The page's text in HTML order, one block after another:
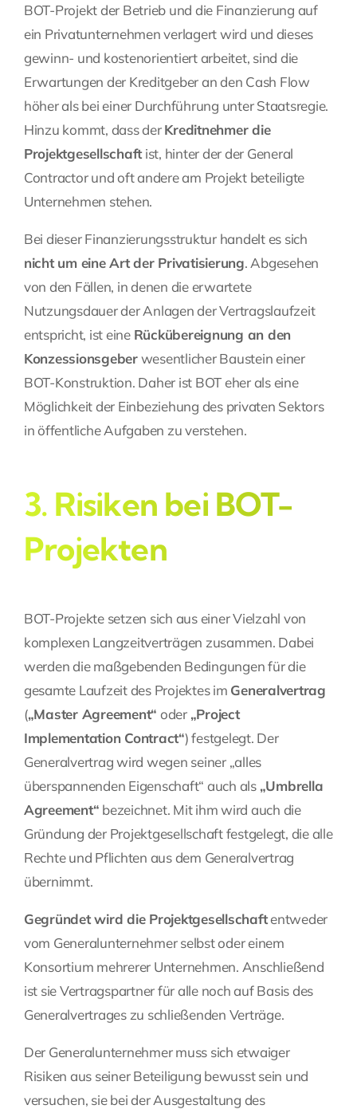
BOT-Projekt der Betrieb und die Finanzierung auf
ein Privatunternehmen verlagert wird und dieses
gewinn- und kostenorientiert arbeitet, sind die
Erwartungen der Kreditgeber an den Cash Flow
höher als bei einer Durchführung unter Staatsregie.
Hinzu kommt, dass derKreditnehmer die
Projektgesellschaftist, hinter der der General
Contractor und oft andere am Projekt beteiligte
Unternehmen stehen.
Bei dieser Finanzierungsstruktur handelt es sich
nicht um eine Art der Privatisierung. Abgesehen
von den Fällen, in denen die erwartete
Nutzungsdauer der Anlagen der Vertragslaufzeit
entspricht, ist eine Rückübereignung an den
Konzessionsgeberwesentlicher Baustein einer
BOT-Konstruktion. Daher ist BOT eher als eine
Möglichkeit der Einbeziehung des privaten Sektors
in öffentliche Aufgaben zu verstehen.
3. Risiken bei BOT-
Projekten
BOT-Projekte setzen sich aus einer Vielzahl von
komplexen Langzeitverträgen zusammen. Dabei
werden die maßgebenden Bedingungen für die
gesamte Laufzeit des Projektes im Generalvertrag
(„Master Agreement“ oder „Project
Implementation Contract“) festgelegt. Der
Generalvertrag wird wegen seiner „alles
überspannenden Eigenschaft“ auch als „Umbrella
Agreement“ bezeichnet. Mit ihm wird auch die
Gründung der Projektgesellschaft festgelegt, die alle
Rechte und Pflichten aus dem Generalvertrag
übernimmt.
Gegründet wird die Projektgesellschaftentweder
vom Generalunternehmer selbst oder einem
Konsortium mehrerer Unternehmen. Anschließend
ist sie Vertragspartner für alle noch auf Basis des
Generalvertrages zu schließenden Verträge.
Der Generalunternehmer muss sich etwaiger
Risiken aus seiner Beteiligung bewusst sein und
versuchen, sie bei der Ausgestaltung des